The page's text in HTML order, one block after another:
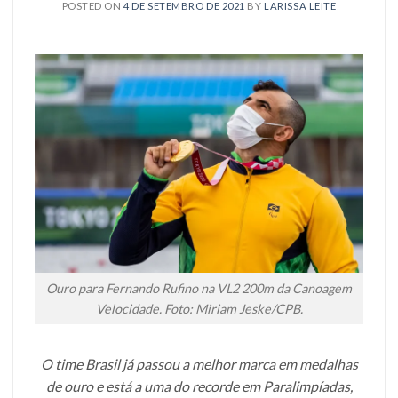
POSTED ON4 DE SETEMBRO DE 2021 BY LARISSA LEITE
Ouro para Fernando Rufino na VL2 200m da Canoagem
Velocidade. Foto: Miriam Jeske/CPB.
O time Brasil já passou a melhor marca em medalhas
de ouro e está a uma do recorde em Paralimpíadas,